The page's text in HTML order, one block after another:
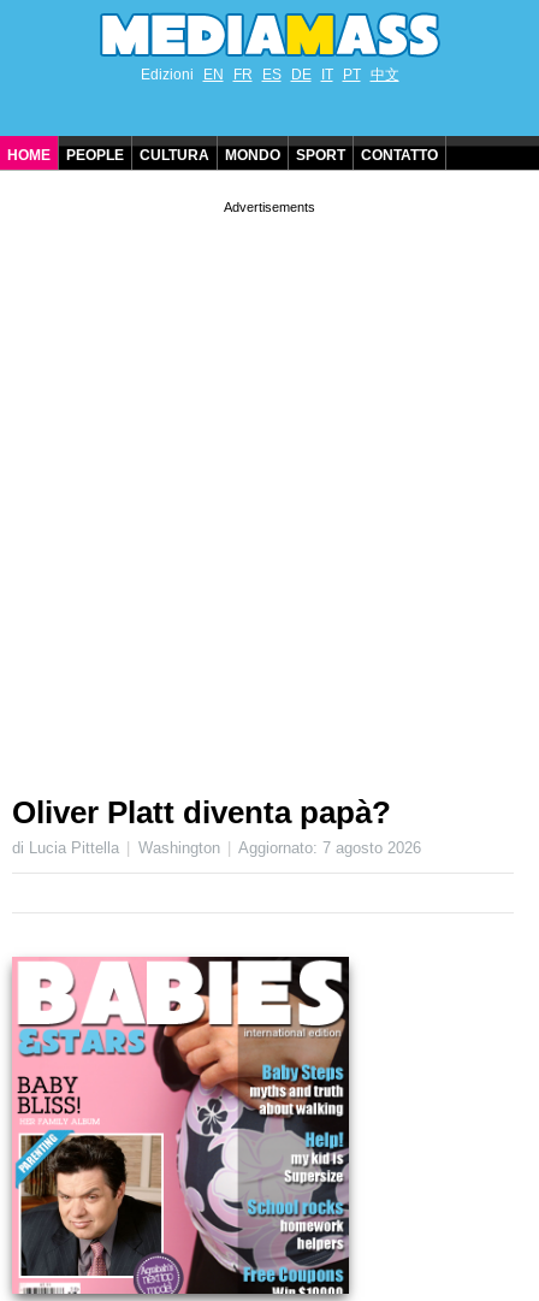
Edizioni EN FR ES DE IT PT 中文
HOME PEOPLE CULTURA MONDO SPORT CONTATTO
Oliver Platt diventa papà?
di Lucia Pittella Washington Aggiornato: 7 agosto 2026